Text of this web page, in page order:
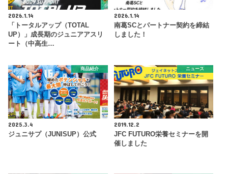
2026.1.14
「トータルアップ（TOTAL
UP）」成長期のジュニアアスリ
ート（中高生…
2026.1.14
南葛SCとパートナー契約を締結
しました！
商品紹介
2025.3.4
ジュニサプ（JUNISUP）公式
ニュース
2019.12.2
JFC FUTURO栄養セミナーを開
催しました